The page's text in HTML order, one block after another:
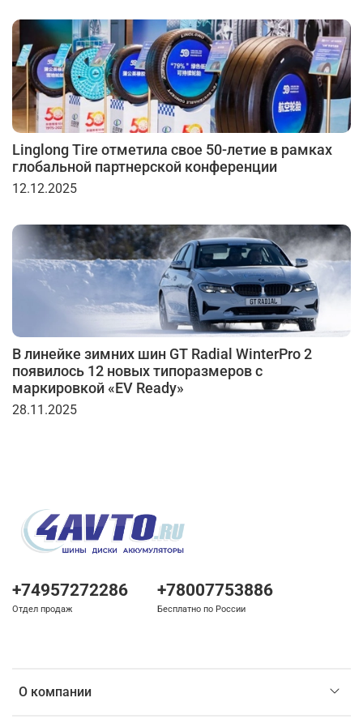
Linglong Tire отметила свое 50-летие в рамках
глобальной партнерской конференции
12.12.2025
В линейке зимних шин GT Radial WinterPro 2
появилось 12 новых типоразмеров с
маркировкой «EV Ready»
28.11.2025
О компании
+74957272286
Отдел продаж
+78007753886
Бесплатно по России